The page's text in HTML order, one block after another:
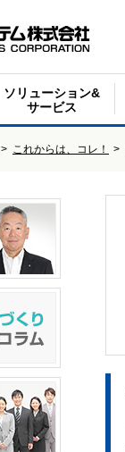
ソリューション&
サービス
> これからは、コレ！ >